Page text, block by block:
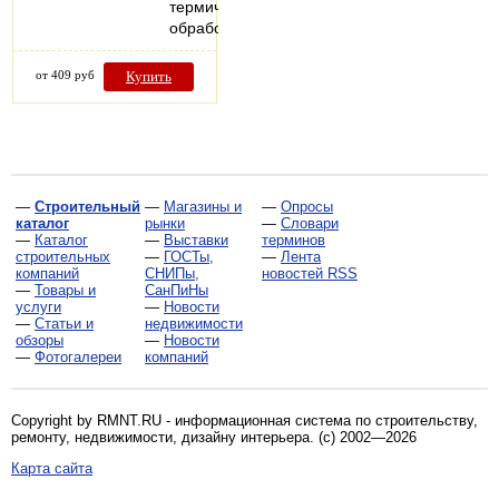
термической
обработке…
от 409 руб Купить
— Строительный
каталог
— Каталог
строительных
компаний
— Товары и
услуги
— Статьи и
обзоры
— Фотогалереи
— Магазины и
рынки
— Выставки
— ГОСТы,
СНИПы,
СанПиНы
— Новости
недвижимости
— Новости
компаний
— Опросы
— Словари
терминов
— Лента
новостей RSS
Copyright by RMNT.RU - информационная система по строительству,
ремонту, недвижимости, дизайну интерьера. (c) 2002—2026
Карта сайта